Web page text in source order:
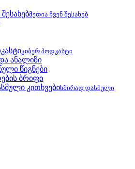
მედია ჩვენ შესახებ
კიბერ პოდკასტი
ანალიზი
წიგნები
ბრიფი
კითხვებიხშირად დასმული